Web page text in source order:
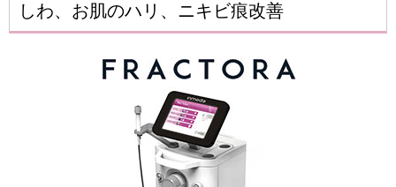
しわ、お肌のハリ、ニキビ痕改善